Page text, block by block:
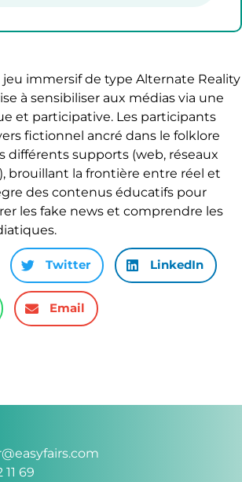
jeu immersif de type Alternate Reality
à sensibiliser aux médias via une
et participative. Les participants
fictionnel ancré dans le folklore
différents supports (web, réseaux
brouillant la frontière entre réel et
des contenus éducatifs pour
les fake news et comprendre les
Twitter LinkedIn
Email
11 69